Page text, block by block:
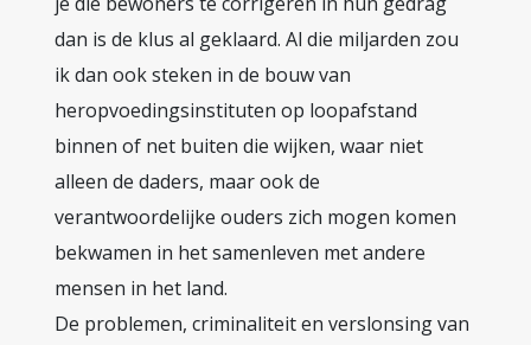
dan is de klus al geklaard. Al die miljarden zou
ik dan ook steken in de bouw van
heropvoedingsinstituten op loopafstand
binnen of net buiten die wijken, waar niet
alleen de daders, maar ook de
verantwoordelijke ouders zich mogen komen
bekwamen in het samenleven met andere
mensen in het land.
De problemen, criminaliteit en verslonsing van